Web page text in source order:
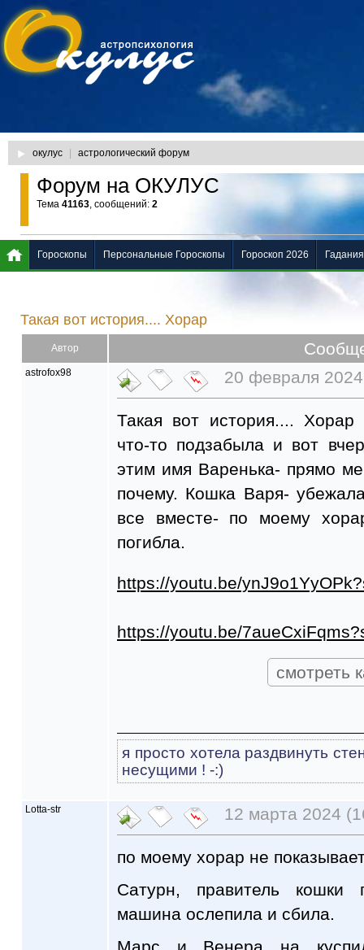
окулус астрологический форум
Форум на ОКУЛУС
Тема 41163, сообщений: 2
Такая вот история.... Хорар
Автор
astrofox98 20 февраля
Такая вот история....
что-то подзабыла и вот
этим имя Варенька- прямо
почему. Кошка Варя-
все вместе- по моему
погибла.
https://youtu.be/
https://youtu.be/
смотреть
я просто хотела раздвинуть
несущими ! -:)
Lotta-str 12 марта 2024
по моему хорар не
Сатурн, правитель кошки
машина ослепила и сбила.
Гороскопы Персональные Гороскопы Гороскоп 2026 Гадания